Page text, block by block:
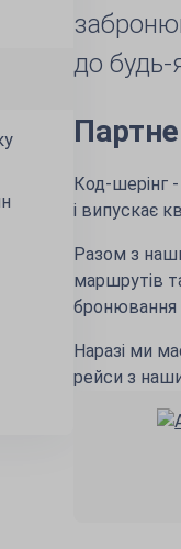
до будь-
Код-шерінг
і випускає
Разом з
маршрутів
бронювання
Наразі ми
рейси з